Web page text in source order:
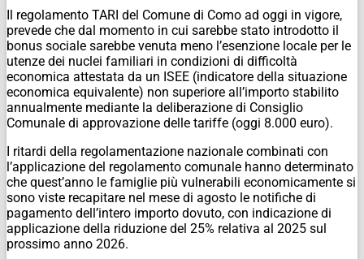
Il regolamento TARI del Comune di Como ad oggi in vigore,
prevede che dal momento in cui sarebbe stato introdotto il
bonus sociale sarebbe venuta meno l’esenzione locale per le
utenze dei nuclei familiari in condizioni di difficoltà
economica attestata da un ISEE (indicatore della situazione
economica equivalente) non superiore all’importo stabilito
annualmente mediante la deliberazione di Consiglio
Comunale di approvazione delle tariffe (oggi 8.000 euro).
I ritardi della regolamentazione nazionale combinati con
l’applicazione del regolamento comunale hanno determinato
che quest’anno le famiglie più vulnerabili economicamente si
sono viste recapitare nel mese di agosto le notifiche di
pagamento dell’intero importo dovuto, con indicazione di
applicazione della riduzione del 25% relativa al 2025 sul
prossimo anno 2026.